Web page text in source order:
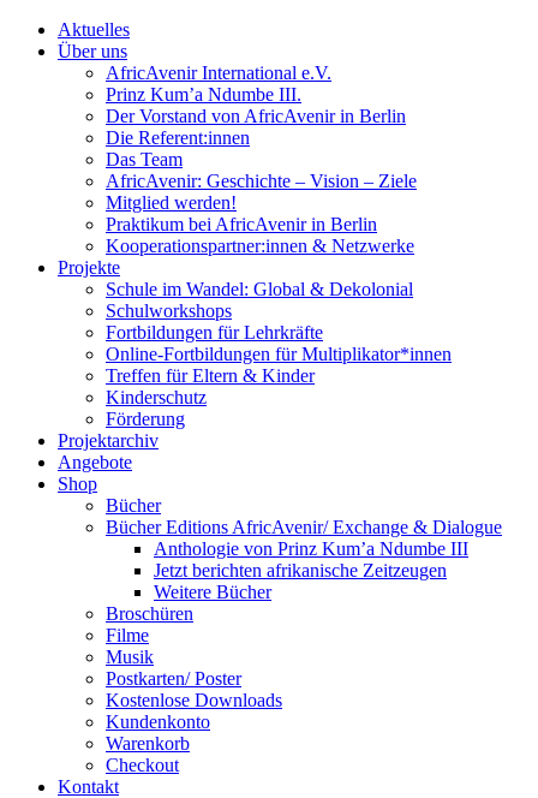
Aktuelles
Über uns
AfricAvenir International e.V.
Prinz Kum’a Ndumbe III.
Der Vorstand von AfricAvenir in Berlin
Die Referent:innen
Das Team
AfricAvenir: Geschichte – Vision – Ziele
Mitglied werden!
Praktikum bei AfricAvenir in Berlin
Kooperationspartner:innen & Netzwerke
Projekte
Schule im Wandel: Global & Dekolonial
Schulworkshops
Fortbildungen für Lehrkräfte
Online-Fortbildungen für Multiplikator*innen
Treffen für Eltern & Kinder
Kinderschutz
Förderung
Projektarchiv
Angebote
Shop
Bücher
Bücher Editions AfricAvenir/ Exchange & Dialogue
Anthologie von Prinz Kum’a Ndumbe III
Jetzt berichten afrikanische Zeitzeugen
Weitere Bücher
Broschüren
Filme
Musik
Postkarten/ Poster
Kostenlose Downloads
Kundenkonto
Warenkorb
Checkout
Kontakt